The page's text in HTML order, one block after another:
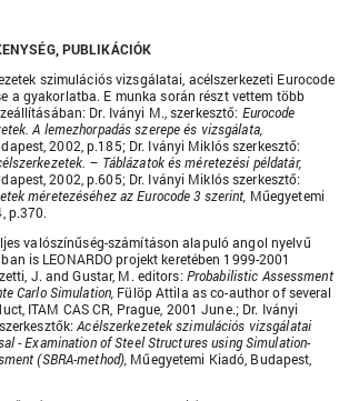
PUBLIKÁCIÓK
szimulációs vizsgálatai, acélszerkezeti Eurocode
a gyakorlatba. E munka során részt vettem több
Dr. Iványi M., szerkesztő: Eurocode
A lemezhorpadás szerepe és vizsgálata,
2002, p.185; Dr. Iványi Miklós szerkesztő:
– Táblázatok és méretezési példatár,
2002, p.605; Dr. Iványi Miklós szerkesztő:
méretezéséhez az Eurocode 3 szerint Műegyetemi
p.370.
valószínűség-számításon alapuló angol nyelvű
is LEONARDO projekt keretében 1999-2001
J. and Gustar, M. editors: Probabilistic Assessment
Carlo Simulation, Fülöp Attila as co-author of several
ITAM CAS CR, Prague, 2001 June.; Dr. Iványi
Acélszerkezetek szimulációs vizsgálatai
- Examination of Steel Structures using Simulation-
(SBRA-method), Műegyetemi Kiadó, Budapest,